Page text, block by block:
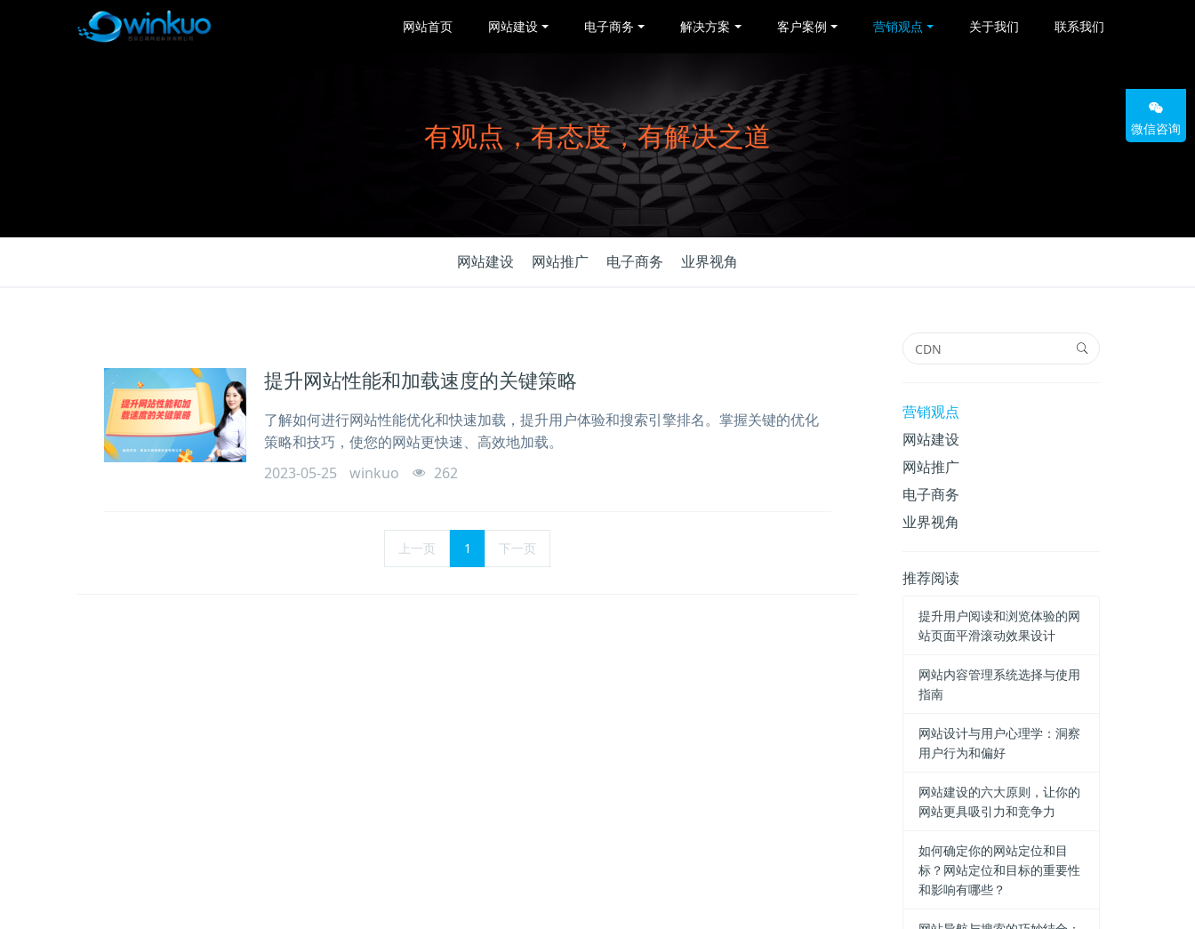
网站首页 网站建设 电子商务 解决方案 客户案例 营销观点 关于我们 联系我们
有观点，有态度，有解决之道
网站建设 网站推广 电子商务 业界视角
提升网站性能和加载速度的关键策略
了解如何进行网站性能优化和快速加载，提升用户体验和搜索引擎排名。掌握关键的优化
策略和技巧，使您的网站更快速、高效地加载。
2023-05-25
winkuo 262
上一页 1 下一页
营销观点
网站建设
网站推广
电子商务
业界视角
推荐阅读
提升用户阅读和浏览体验的网
站页面平滑滚动效果设计
网站内容管理系统选择与使用
指南
网站设计与用户心理学：洞察
用户行为和偏好
网站建设的六大原则，让你的
网站更具吸引力和竞争力
如何确定你的网站定位和目
标？网站定位和目标的重要性
和影响有哪些？
微信咨询